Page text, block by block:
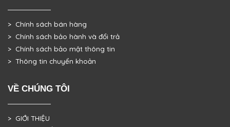
> Chính sách bán hàng
> Chính sách bảo hành và đổi trả
> Chính sách bảo mật thông tin
> Thông tin chuyển khoản
VỀ CHÚNG TÔI
> GIỚI THIỆU